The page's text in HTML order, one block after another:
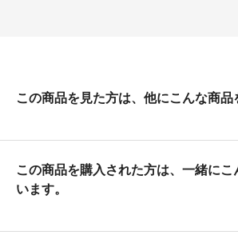
この商品を見た方は、他にこんな商品
この商品を購入された方は、一緒に
います。